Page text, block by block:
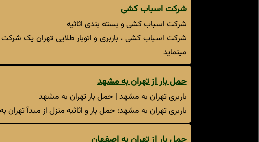
شرکت اسباب کشی
شرکت اسباب کشی و بسته بندی اثاثیه
شرکت اسباب کشی ، باربری و اتوبار طلایی تهران یک
مینماید
حمل بار از تهران به مشهد
باربری تهران به مشهد | حمل بار تهران به مشهد
باربری تهران به مشهد: حمل بار و اثاثیه منزل از مبدآ